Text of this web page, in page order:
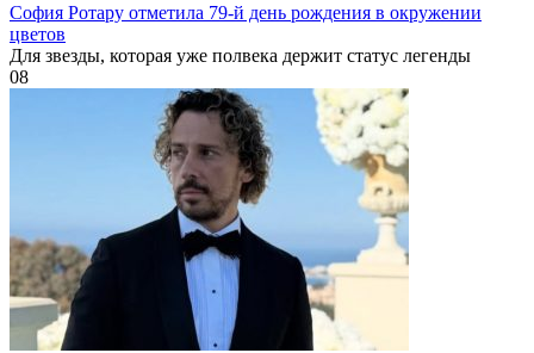
София Ротару отметила 79-й день рождения в окружении
цветов
Для звезды, которая уже полвека держит статус легенды
08